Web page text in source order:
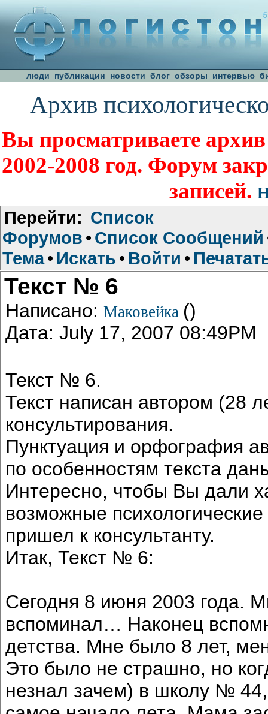
люди публикации новости блог обзоры интервью
Архив
Вы просматриваете
2002-2008 год. Форум
записей.
Перейти: Список
Форумов • Список Сообщений
Тема• Искать • Войти •
Текст № 6
Написано: Маковейка ()
Дата: July 17, 2007 08:49PM
Текст № 6.
Текст написан автором (28
консультирования.
Пунктуация и орфография
по особенностям текста
Интересно, чтобы Вы дали
возможные
пришел к консультанту.
Итак, Текст № 6:
Сегодня 8 июня 2003 года.
вспоминал… Наконец
детства. Мне было 8 лет,
Это было не страшно, но
незнал зачем) в школу №